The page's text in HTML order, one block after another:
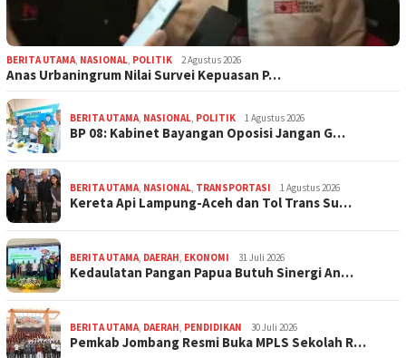
BERITA UTAMA, NASIONAL, POLITIK 2 Agustus 2026
Anas Urbaningrum Nilai Survei Kepuasan P…
BERITA UTAMA, NASIONAL, POLITIK 1 Agustus 2026
BP 08: Kabinet Bayangan Oposisi Jangan G…
BERITA UTAMA, NASIONAL, TRANSPORTASI 1 Agustus 2026
Kereta Api Lampung-Aceh dan Tol Trans Su…
BERITA UTAMA, DAERAH, EKONOMI 31 Juli 2026
Kedaulatan Pangan Papua Butuh Sinergi An…
BERITA UTAMA, DAERAH, PENDIDIKAN 30 Juli 2026
Pemkab Jombang Resmi Buka MPLS Sekolah R…